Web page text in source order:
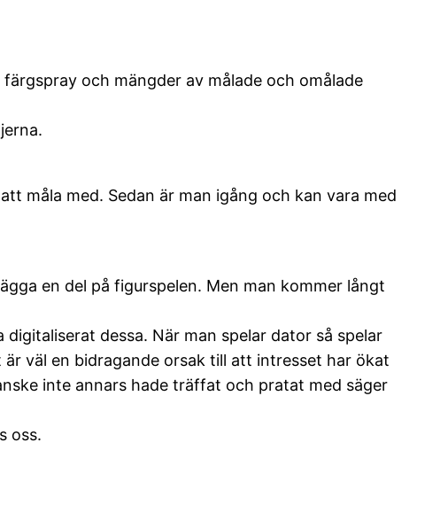
och mängder av målade och omålade
måla med. Sedan är man igång och kan vara med
en del på figurspelen. Men man kommer långt
dessa. När man spelar dator så spelar
väl en bidragande orsak till att intresset har ökat
inte annars hade träffat och pratat med säger
oss.